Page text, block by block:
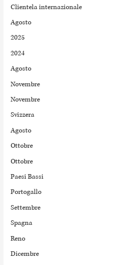
Clientela internazionale
Agosto
2025
2024
Agosto
Novembre
Novembre
Svizzera
Agosto
Ottobre
Ottobre
Paesi Bassi
Portogallo
Settembre
Spagna
Reno
Dicembre